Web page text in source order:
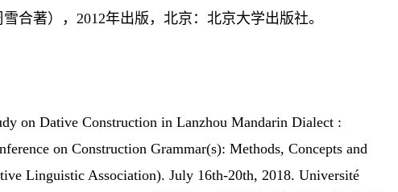
合著），2012年出版，北京：北京大学出版社。
on Dative Construction in Lanzhou Mandarin Dialect :
on Construction Grammar(s): Methods, Concepts and
Linguistic Association). July 16th-20th, 2018. Université